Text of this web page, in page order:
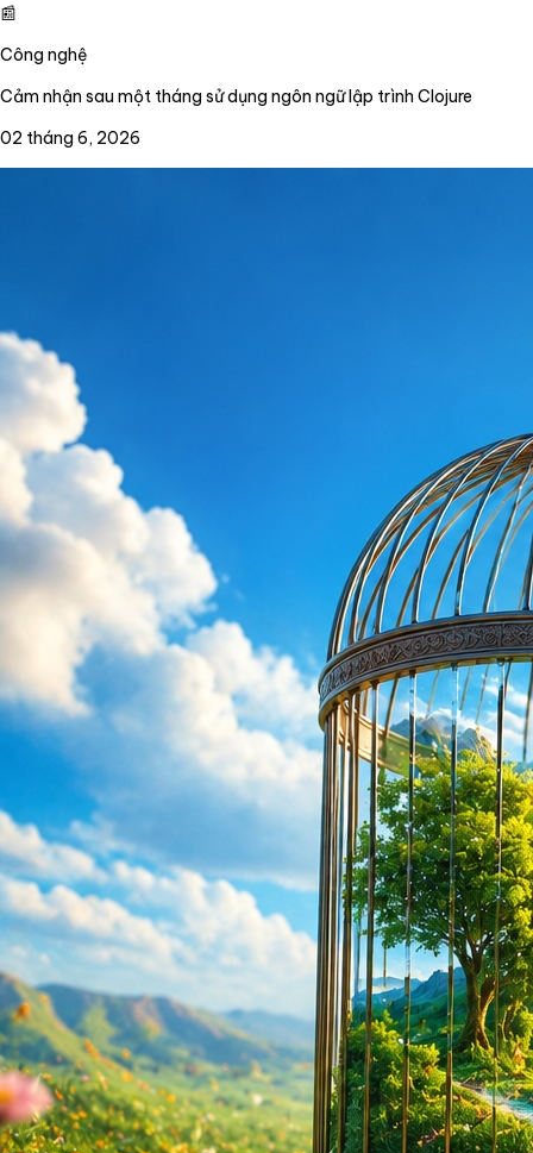
📰
Công nghệ
Cảm nhận sau một tháng sử dụng ngôn ngữ lập trình Clojure
02 tháng 6, 2026